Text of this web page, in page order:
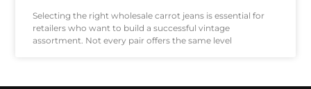
Selecting the right wholesale carrot jeans is essential for
retailers who want to build a successful vintage
assortment. Not every pair offers the same level